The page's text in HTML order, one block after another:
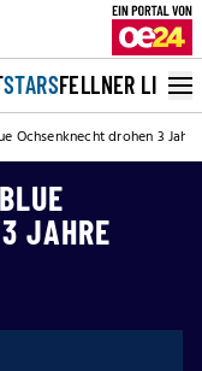
STARSFELLNER LIVE
Ochsenknecht drohen 3
JAHRE